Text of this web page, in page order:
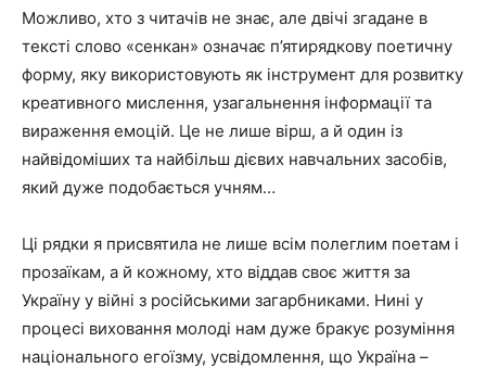
Можливо, хто з читачів не знає, але двічі згадане в
тексті слово «сенкан» означає п’ятирядкову поетичну
форму, яку використовують як інструмент для розвитку
креативного мислення, узагальнення інформації та
вираження емоцій. Це не лише вірш, а й один із
найвідоміших та найбільш дієвих навчальних засобів,
який дуже подобається учням…
Ці рядки я присвятила не лише всім полеглим поетам і
прозаїкам, а й кожному, хто віддав своє життя за
Україну у війні з російськими загарбниками. Нині у
процесі виховання молоді нам дуже бракує розуміння
національного егоїзму, усвідомлення, що Україна –